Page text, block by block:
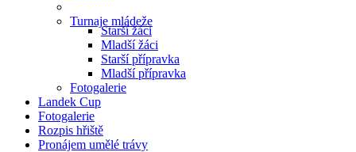
Turnaje mládeže
Starší žáci
Mladší žáci
Starší přípravka
Mladší přípravka
Fotogalerie
Landek Cup
Fotogalerie
Rozpis hřiště
Pronájem umělé trávy